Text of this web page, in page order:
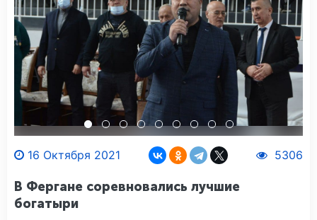
16 Октября 2021 5306
В Фергане соревновались лучшие
богатыри